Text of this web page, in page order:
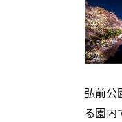
弘前公
る園